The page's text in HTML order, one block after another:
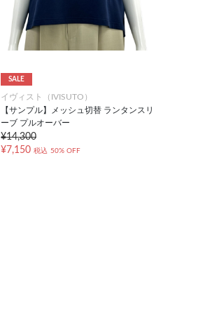
SALE
イヴィスト（IVISUTO）
【サンプル】メッシュ切替 ランタンスリ
ーブ プルオーバー
¥14,300
¥7,150 税込 50% OFF